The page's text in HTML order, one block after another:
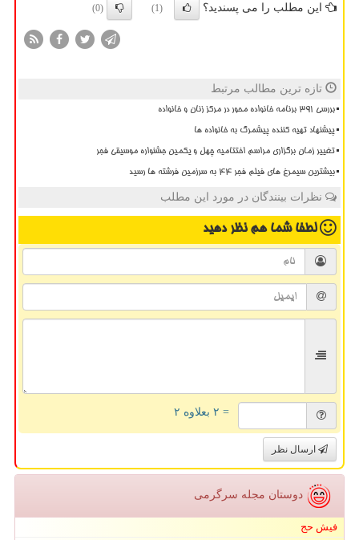
این مطلب را می پسندید؟ (1)
(0)
تازه ترین مطالب مرتبط
بررسی ۳۹۱ برنامه خانواده محور در مرکز زنان و خانواده
پیشنهاد تهیه کننده پیشمرگ به خانواده ها
تغییر زمان برگزاری مراسم اختتامیه چهل و یکمین جشنواره موسیقی فجر
بیشترین سیمرغ های فیلم فجر ۴۴ به سرزمین فرشته ها رسید
نظرات بینندگان در مورد این مطلب
لطفا شما همنظر دهید
= ۲ بعلاوه ۲
ارسال نظر
دوستان مجله سرگرمی
فیش حج